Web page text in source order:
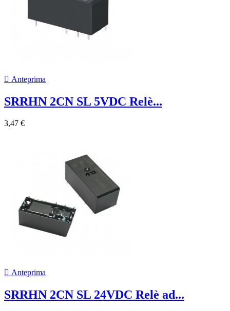
 Anteprima
SRRHN 2CN SL 5VDC Relè...
3,47 €
 Anteprima
SRRHN 2CN SL 24VDC Relè ad...